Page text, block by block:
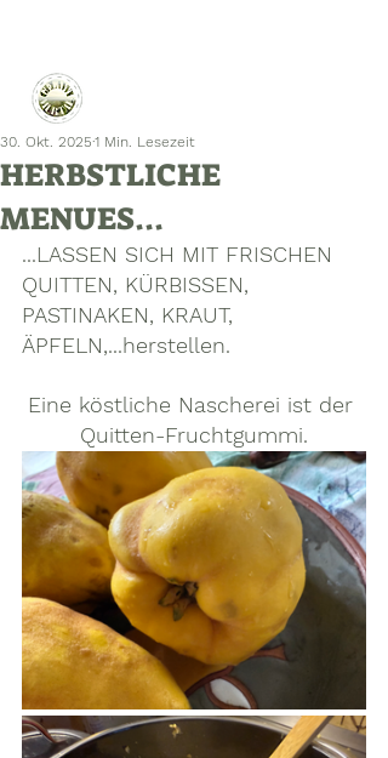
HERBSTLICHE
MENUES...
30. Okt. 2025 1 Min. Lesezeit
...LASSEN SICH MIT FRISCHEN
QUITTEN, KÜRBISSEN,
PASTINAKEN, KRAUT,
ÄPFELN,...herstellen.
Eine köstliche Nascherei ist der
Quitten-Fruchtgummi.